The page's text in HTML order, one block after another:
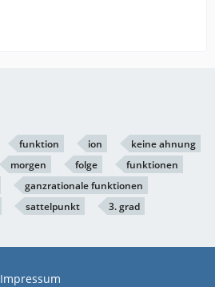
funktion ion
keine ahnung
morgen folge
funktionen
ganzrationale funktionen
sattelpunkt 3. grad
Impressum